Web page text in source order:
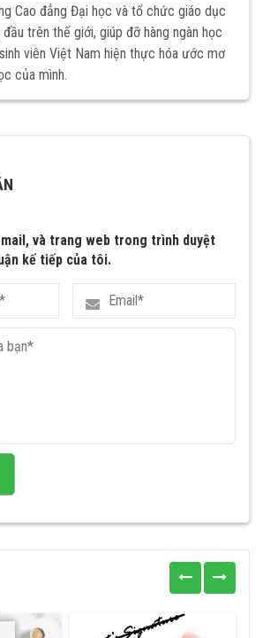
Cao đẳng Đại học và tổ chức giáo dục
đầu trên thế giới, giúp đỡ hàng ngàn học
viên Việt Nam hiện thực hóa ước mơ
của mình.
và trang web trong trình duyệt
kế tiếp của tôi.